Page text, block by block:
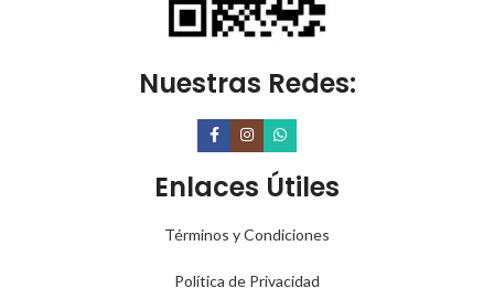
Nuestras Redes:
Enlaces Útiles
Términos y Condiciones
Política de Privacidad